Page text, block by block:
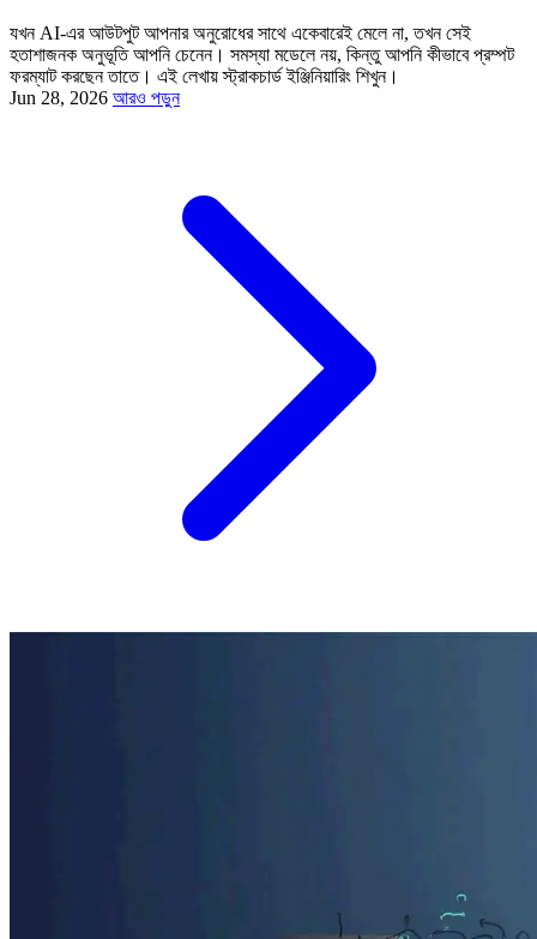
যখন AI-এর আউটপুট আপনার অনুরোধের সাথে একেবারেই মেলে না, তখন সেই
হতাশাজনক অনুভূতি আপনি চেনেন। সমস্যা মডেলে নয়, কিন্তু আপনি কীভাবে প্রম্পট
ফরম্যাট করছেন তাতে। এই লেখায় স্ট্রাকচার্ড ইঞ্জিনিয়ারিং শিখুন।
Jun 28, 2026 আরও পড়ুন